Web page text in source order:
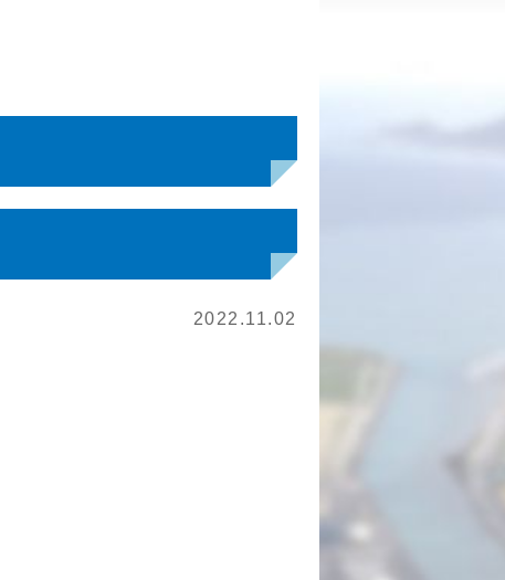
2022.11.02